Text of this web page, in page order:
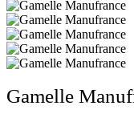
Gamelle